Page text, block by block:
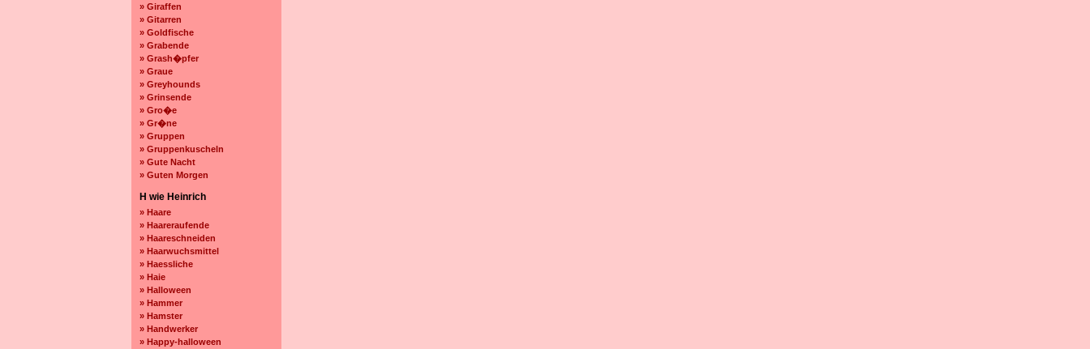
» Giraffen
» Gitarren
» Goldfische
» Grabende
» Grash�pfer
» Graue
» Greyhounds
» Grinsende
» Gro�e
» Gr�ne
» Gruppen
» Gruppenkuscheln
» Gute Nacht
» Guten Morgen
H wie Heinrich
» Haare
» Haareraufende
» Haareschneiden
» Haarwuchsmittel
» Haessliche
» Haie
» Halloween
» Hammer
» Hamster
» Handwerker
» Happy-halloween